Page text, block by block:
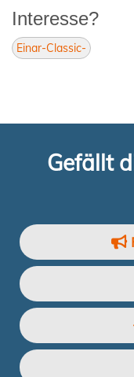
Interesse?
Einar-Classic-
Gefällt